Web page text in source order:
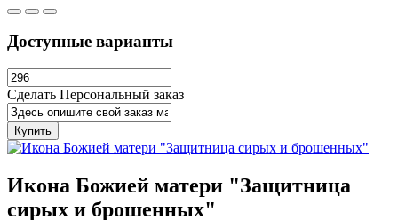
Доступные варианты
Сделать Персональный заказ
Купить
Икона Божией матери "Защитница
сирых и брошенных"